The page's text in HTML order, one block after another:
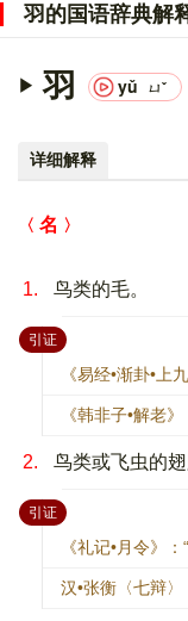
羽的国语辞典解
羽 yǔ ㄩˇ
详细解释
名
1. 鸟类的毛。
引证：
《易经•渐卦•上
《韩非子•解老
2. 鸟类或飞虫的翅
引证：
《礼记•月令》
汉•张衡〈七辩